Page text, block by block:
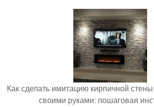
Как сделать имитацию кирпичной стены
своими руками: пошаговая